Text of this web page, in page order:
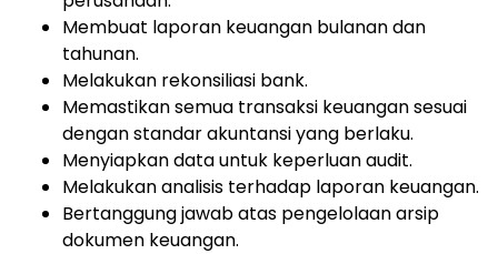
Membuat laporan keuangan bulanan dan
tahunan.
Melakukan rekonsiliasi bank.
Memastikan semua transaksi keuangan sesuai
dengan standar akuntansi yang berlaku.
Menyiapkan data untuk keperluan audit.
Melakukan analisis terhadap laporan keuangan.
Bertanggung jawab atas pengelolaan arsip
dokumen keuangan.